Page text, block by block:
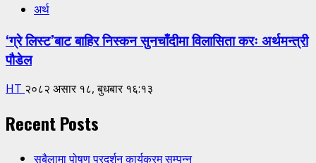
अर्थ
‘ग्रे लिस्ट’बाट बाहिर निस्कन सुनचाँदीमा विलासिता करः अर्थमन्त्री
पौडेल
HT २०८२ असार १८, बुधबार १६:१३
Recent Posts
सबैलामा पोषण प्रदर्शन कार्यक्रम सम्पन्न